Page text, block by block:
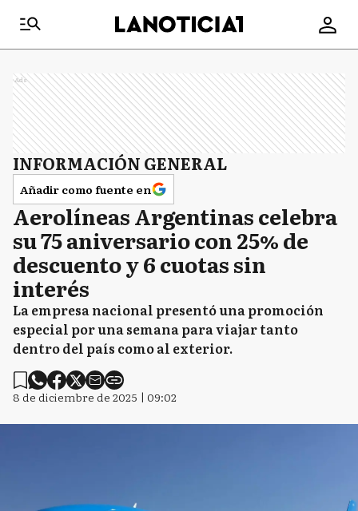
Ads
INFORMACIÓN GENERAL
Añadir como fuente en
Aerolíneas Argentinas celebra
su 75 aniversario con 25% de
descuento y 6 cuotas sin
interés
La empresa nacional presentó una promoción
especial por una semana para viajar tanto
dentro del país como al exterior.
8 de diciembre de 2025 | 09:02